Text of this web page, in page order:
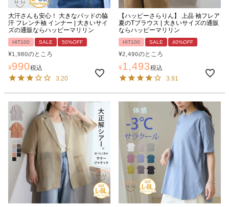
大汗さんも安心！ 大きなパッドの脇
汗 フレンチ袖 インナー | 大きいサイ
ズの通販ならハッピーマリリン
HIT100 SALE 50%OFF
¥1,980のところ
¥990税込
3.20
【ハッピーさらりん】 上品 袖フレア
夏のTブラウス | 大きいサイズの通販
ならハッピーマリリン
HIT100 SALE 40%OFF
¥2,490のところ
¥1,493税込
3.91